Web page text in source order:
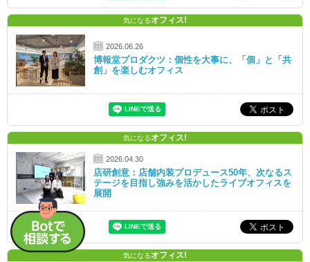
気になるオフィス!
2026.06.26
博報堂プロダクツ：個性を大事に、「個」と「共
創」を楽しむオフィス
気になるオフィス!
2026.04.30
店研創意：店舗内装プロデュース50年、次なるス
テージを目指し強みを活かしたライブオフィスを
展開
気になるオフィス!